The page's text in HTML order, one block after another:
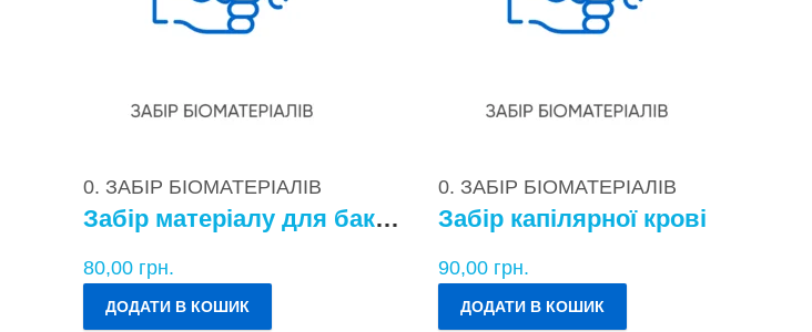
0. ЗАБІР БІОМАТЕРІАЛІВ
Забір матеріалу для бактеріологічних досліджень
80,00 грн.
ДОДАТИ В КОШИК
0. ЗАБІР БІОМАТЕРІАЛІВ
Забір капілярної крові
90,00 грн.
ДОДАТИ В КОШИК